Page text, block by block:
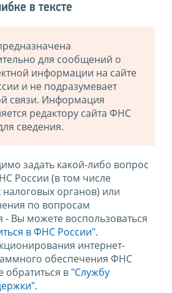
в тексте
для сообщений о
информации на сайте
и не подразумевает
связи. Информация
редактору сайта ФНС
сведения.
задать какой-либо вопрос
России (в том числе
органов) или
по вопросам
Вы можете воспользоваться
в ФНС России".
интернет-
обеспечения ФНС
в "Службу